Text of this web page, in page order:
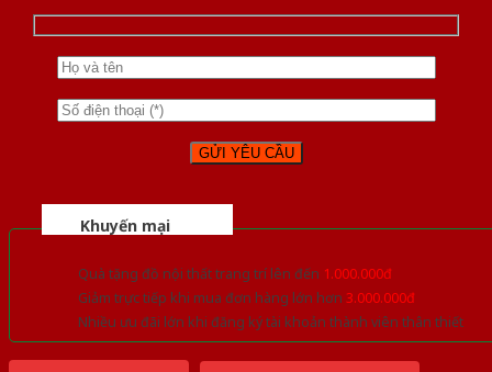
Khuyến mại
Quà tặng đồ nội thất trang trí lên đến 1.000.000đ
Giảm trực tiếp khi mua đơn hàng lớn hơn 3.000.000đ
Nhiều ưu đãi lớn khi đăng ký tài khoản thành viên thân thiết